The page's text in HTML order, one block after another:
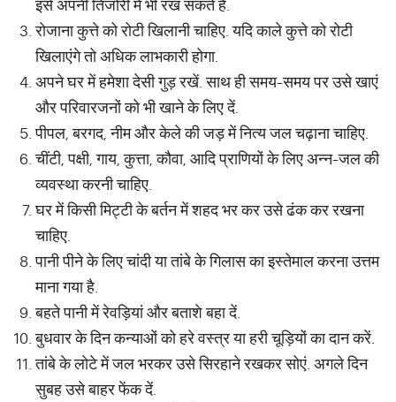
इसे अपनी तिजोरी में भी रख सकते हैं.
रोजाना कुत्ते को रोटी खिलानी चाहिए. यदि काले कुत्ते को रोटी
खिलाएंगे तो अधिक लाभकारी होगा.
अपने घर में हमेशा देसी गुड़ रखें. साथ ही समय-समय पर उसे खाएं
और परिवारजनों को भी खाने के लिए दें.
पीपल, बरगद, नीम और केले की जड़ में नित्य जल चढ़ाना चाहिए.
चींटी, पक्षी, गाय, कुत्ता, कौवा, आदि प्राणियों के लिए अन्न-जल की
व्यवस्था करनी चाहिए.
घर में किसी मिट्टी के बर्तन में शहद भर कर उसे ढंक कर रखना
चाहिए.
पानी पीने के लिए चांदी या तांबे के गिलास का इस्तेमाल करना उत्तम
माना गया है.
बहते पानी में रेवड़ियां और बताशे बहा दें.
बुधवार के दिन कन्याओं को हरे वस्त्र या हरी चूड़ियों का दान करें.
तांबे के लोटे में जल भरकर उसे सिरहाने रखकर सोएं. अगले दिन
सुबह उसे बाहर फेंक दें.